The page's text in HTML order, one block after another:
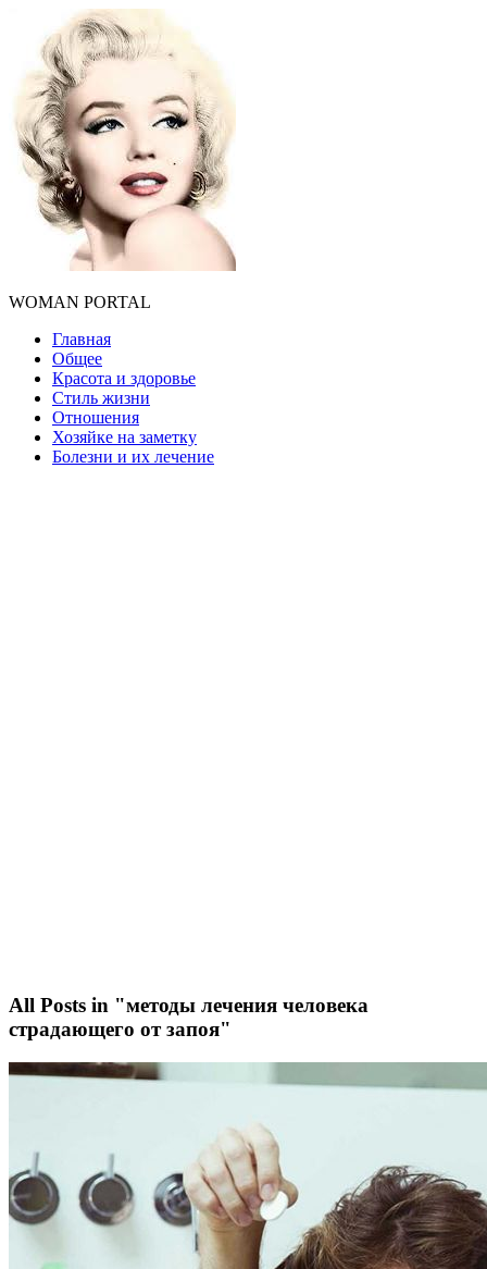
WOMAN PORTAL
Главная
Общее
Красота и здоровье
Стиль жизни
Отношения
Хозяйке на заметку
Болезни и их лечение
All Posts in "методы лечения человека
страдающего от запоя"